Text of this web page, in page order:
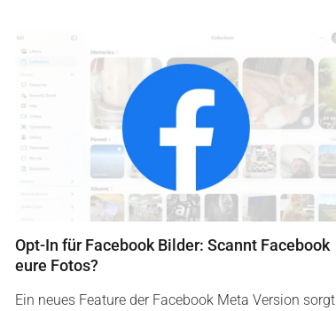
Opt-In für Facebook Bilder: Scannt Facebook
eure Fotos?
Ein neues Feature der Facebook Meta Version sorgt